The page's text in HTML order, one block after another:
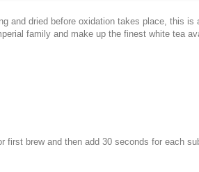
and dried before oxidation takes place, this
family and make up the finest white tea
first brew and then add 30 seconds for each